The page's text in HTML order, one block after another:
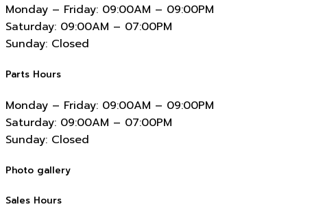
Monday – Friday: 09:00AM – 09:00PM
Saturday: 09:00AM – 07:00PM
Sunday: Closed
Parts Hours
Monday – Friday: 09:00AM – 09:00PM
Saturday: 09:00AM – 07:00PM
Sunday: Closed
Photo gallery
Sales Hours